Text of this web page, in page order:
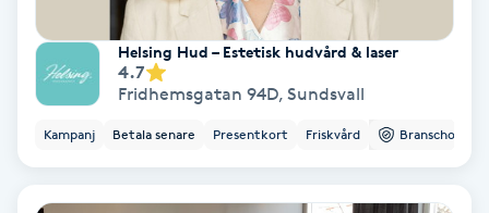
Navelpiercing
NBE-massage
Helsing Hud – Estetisk hudvård & laser
4.7
Fridhemsgatan 94D, Sundsvall
Kampanj Betala senare Presentkort Friskvård Branschorg.